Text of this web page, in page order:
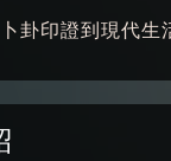
卦印證到現代生